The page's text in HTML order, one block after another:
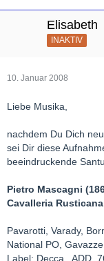
Elisabeth
INAKTIV
10. Januar 2008
Liebe Musika,
nachdem Du Dich
sei Dir diese
beeindruckende
Pietro Mascagni
Cavalleria Rusticana
Pavarotti, Varady,
National PO,
Label: Decca , ADD,